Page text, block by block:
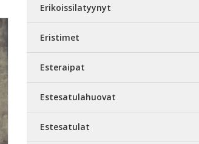
Erikoissilatyynyt
Eristimet
Esteraipat
Estesatulahuovat
Estesatulat